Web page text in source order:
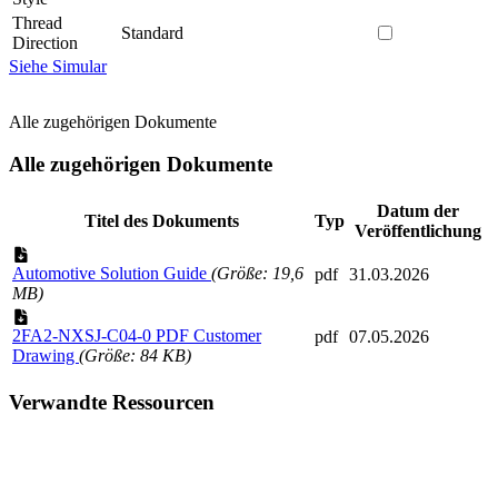
Thread
Direction
Standard
Siehe Simular
Alle zugehörigen Dokumente
Alle zugehörigen Dokumente
Titel des Dokuments Typ
Datum der
Veröffentlichung
Automotive Solution Guide (Größe: 19,6
MB)
pdf 31.03.2026
2FA2-NXSJ-C04-0 PDF Customer
Drawing (Größe: 84 KB)
pdf 07.05.2026
Verwandte Ressourcen